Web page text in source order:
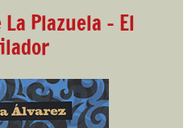
Plazuela - El